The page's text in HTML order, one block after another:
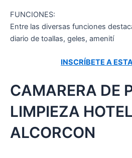
FUNCIONES:
Entre las diversas funciones
diario de toallas, geles, amenití
INSCRÍBETE A
CAMARERA DE
LIMPIEZA HOTEL
ALCORCON